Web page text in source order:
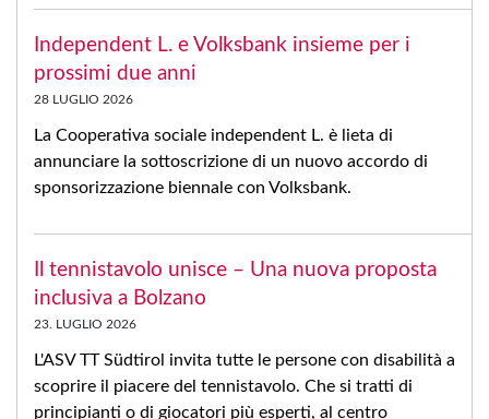
Independent L. e Volksbank insieme per i
prossimi due anni
28 LUGLIO 2026
La Cooperativa sociale independent L. è lieta di
annunciare la sottoscrizione di un nuovo accordo di
sponsorizzazione biennale con Volksbank.
Il tennistavolo unisce – Una nuova proposta
inclusiva a Bolzano
23. LUGLIO 2026
L'ASV TT Südtirol invita tutte le persone con disabilità a
scoprire il piacere del tennistavolo. Che si tratti di
principianti o di giocatori più esperti, al centro